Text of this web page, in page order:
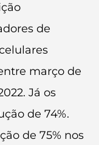
de
março de
Já os
de 74%.
de 75% nos